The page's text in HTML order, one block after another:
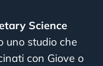
Science
uno studio che
con Giove o